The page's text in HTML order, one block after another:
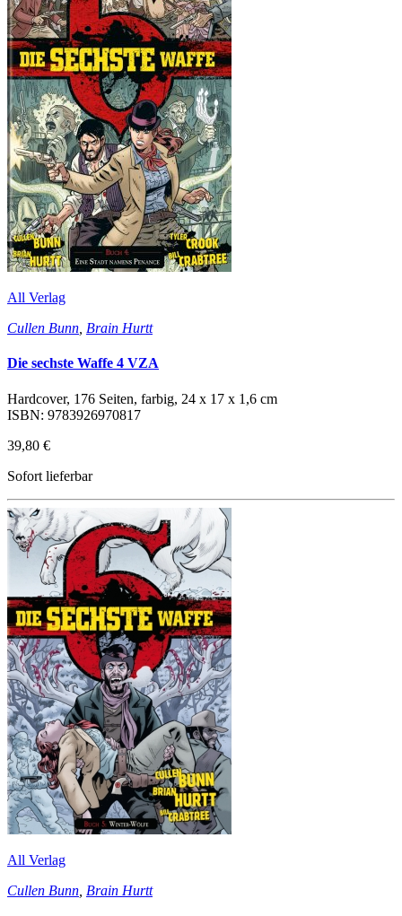
All Verlag
Cullen Bunn Brain Hurtt
Die sechste Waffe 4 VZA
Hardcover, 176 Seiten, farbig, 24 x 17 x 1,6 cm
ISBN: 9783926970817
39,80 €
Sofort lieferbar
All Verlag
Cullen Bunn Brain Hurtt